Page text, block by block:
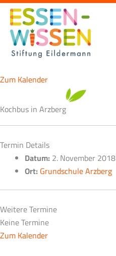
Zum
Inhalt
springen
Zum Kalender
Kochbus in Arzberg
Termin Details
Datum: 2. November 2018
Ort: Grundschule Arzberg
Weitere Termine
Keine Termine
Zum Kalender